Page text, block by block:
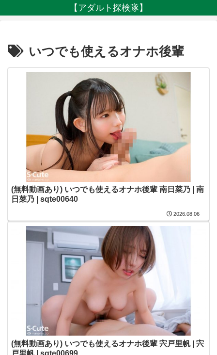
【アダルト探検隊】
いつでも使えるオナホ後輩
(無料動画あり) いつでも使えるオナホ後輩 南日菜乃 | 南
日菜乃 | sqte00640
2026.08.06
(無料動画あり) いつでも使えるオナホ後輩 宍戸里帆 | 宍
戸里帆 | sqte00699